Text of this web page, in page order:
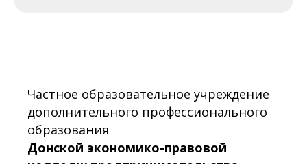
Частное образовательное учреждение
дополнительного профессионального
образования
Донской экономико-правовой